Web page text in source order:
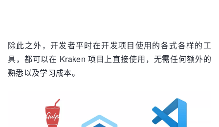
除此之外，开发者平时在开发项目使用的各式各样的工
具，都可以在 Kraken 项目上直接使用，无需任何额外的
熟悉以及学习成本。